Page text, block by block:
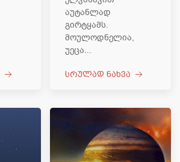
აუტანლად
გირტყამს.
მოულოდნელია,
უეცა...
სრულად ნახვა